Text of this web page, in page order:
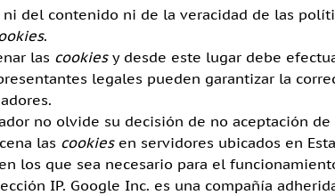
del contenido ni de la veracidad de las
.
las cookiesy desde este lugar debe
legales pueden garantizar la
no olvide su decisión de no aceptación de
las cookiesen servidores ubicados en
los que sea necesario para el
IP. Google Inc. es una compañía